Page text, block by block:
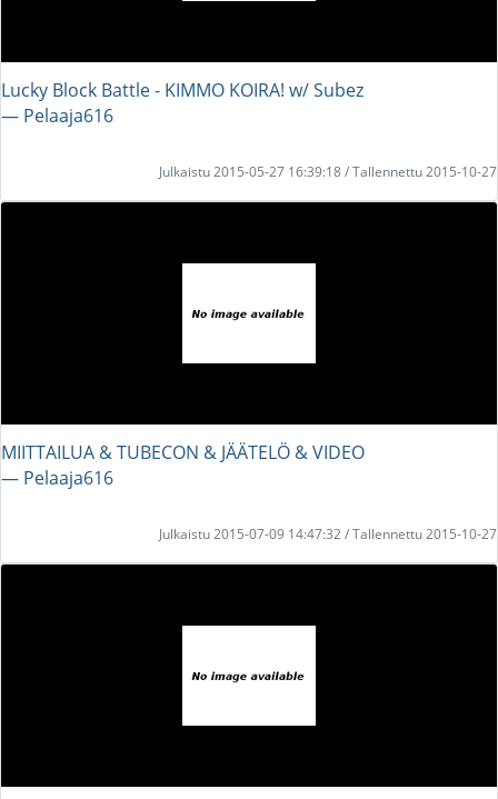
Lucky Block Battle - KIMMO KOIRA! w/ Subez
― Pelaaja616
Julkaistu 2015-05-27 16:39:18 / Tallennettu 2015-10-27
MIITTAILUA & TUBECON & JÄÄTELÖ & VIDEO
― Pelaaja616
Julkaistu 2015-07-09 14:47:32 / Tallennettu 2015-10-27